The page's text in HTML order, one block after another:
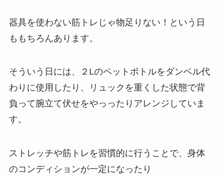
器具を使わない筋トレじゃ物足りない！という日
ももちろんあります。
そういう日には、２Lのペットボトルをダンベル代
わりに使用したり、リュックを重くした状態で背
負って腕立て伏せをやっったりアレンジしていま
す。
ストレッチや筋トレを習慣的に行うことで、身体
のコンディションが一定になったり